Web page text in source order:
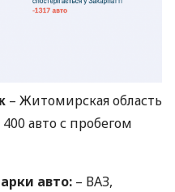
– Житомирская область
авто с пробегом
авто: – ВАЗ,